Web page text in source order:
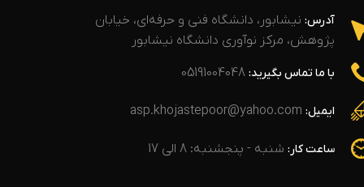
آدرس: نیشابور، دانشگاه فنی و حرفه‌ای، خیابان
پژوهش، مرکز نوآوری دانشگاه نیشابور
با ما تماس بگیرید:
ایمیل:
ساعت کار: شنبه - پنجشنبه: 8 الی 17